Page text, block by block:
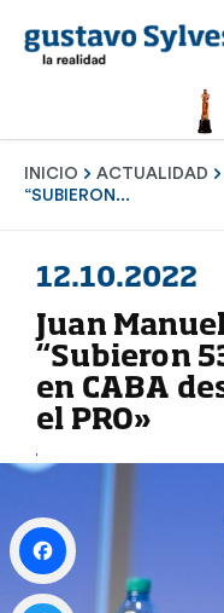
INICIO ACTUALIDAD
“SUBIERON...
12.10.2022
Juan
“Subieron
en CABA
el PRO»
Facebook